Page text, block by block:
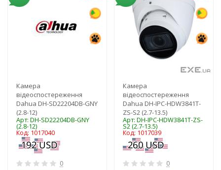
Камера
відеоспостереження
Dahua DH-SD22204DB-GNY
(2.8-12)
Арт: DH-SD22204DB-GNY
(2.8-12)
Код: 1017040
0
Камера
відеоспостереження
Dahua DH-IPC-HDW3841T-
ZS-S2 (2.7-13.5)
Арт: DH-IPC-HDW3841T-ZS-
S2 (2.7-13.5)
Код: 1017039
0